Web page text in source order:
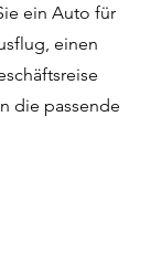
ein Auto für
einen
die passende